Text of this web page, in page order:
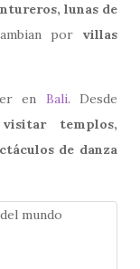
lunas de
por villas
en Bali. Desde
templos,
de danza